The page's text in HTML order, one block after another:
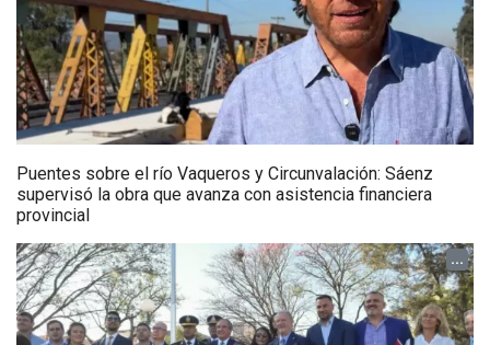
Puentes sobre el río Vaqueros y Circunvalación: Sáenz
supervisó la obra que avanza con asistencia financiera
provincial
...